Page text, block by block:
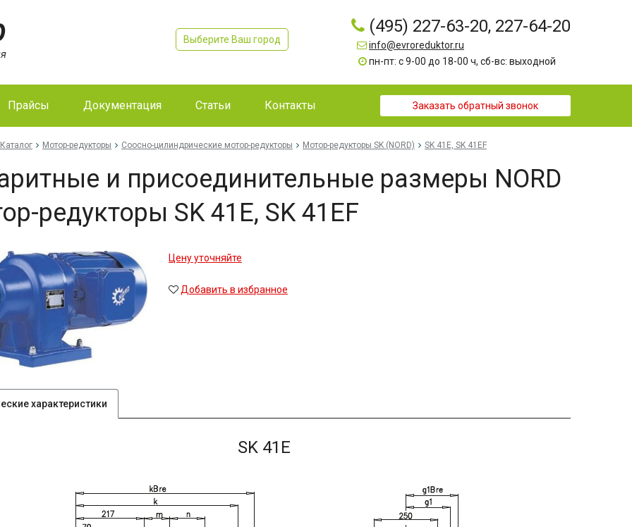
Выберите Ваш город
(495) 227-63-20, 227-64-20
info@evroreduktor.ru
пн-пт: с 9-00 до 18-00 ч, сб-вс: выходной
Прайсы Документация Статьи Контакты Заказать обратный звонок
Каталог Мотор-редукторы Соосно-цилиндрические мотор-редукторы Мотор-редукторы SK (NORD) SK 41E, SK 41EF
и присоединительные размеры NORD
редукторы SK 41E, SK 41EF
Цену уточняйте
Добавить в избранное
характеристики
SK 41E